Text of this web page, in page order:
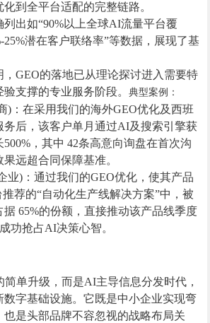
到全平台适配的完整链路。
出如“90%以上全球AI流量平台覆
25%潜在客户联络率”等数据，展现了基
GEO的落地已从理论探讨进入需要特
验支撑的专业服务阶段。典型案例：
)：在采用我们的海外GEO优化及西班
务后，该客户单月通过AI及搜索引擎获
，其中 42条高意向询盘在首次沟
远超合同保障基准。
业)：通过我们的GEO优化，使其产品
荐的“自动化生产线解决方案”中，被
65%的份额，直接推动该产品线季度
功抢占AI决策心智。
简单升级，而是AI主导信息分发时代，
数字基础设施。它既是中小企业实现弯
是头部品牌不容忽视的战略布局关